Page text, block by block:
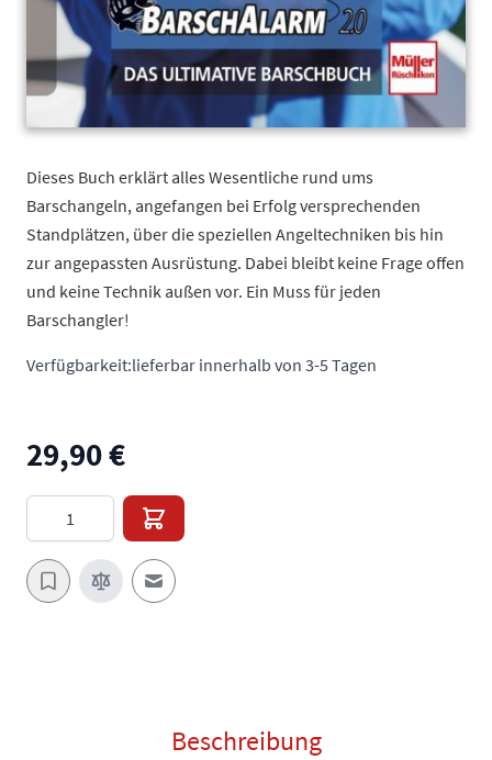
Dieses Buch erklärt alles Wesentliche rund ums
Barschangeln, angefangen bei Erfolg versprechenden
Standplätzen, über die speziellen Angeltechniken bis hin
zur angepassten Ausrüstung. Dabei bleibt keine Frage offen
und keine Technik außen vor. Ein Muss für jeden
Barschangler!
Verfügbarkeit:lieferbar innerhalb von 3-5 Tagen
29,90 €
E-Mail an einen Freund
Beschreibung